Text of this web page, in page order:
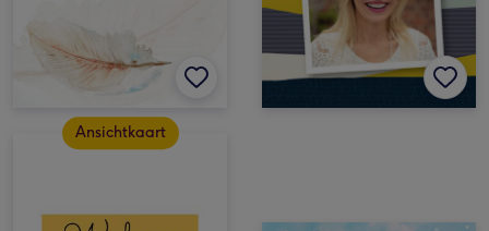
Ansichtkaart